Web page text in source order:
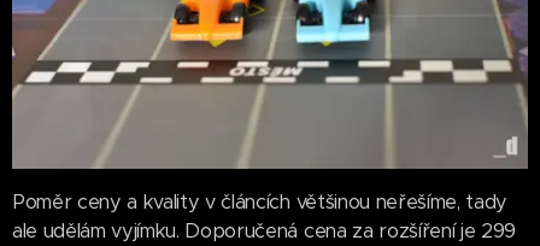
Poměr ceny a kvality v článcích většinou neřešíme, tady
ale udělám vyjímku. Doporučená cena za rozšíření je 299